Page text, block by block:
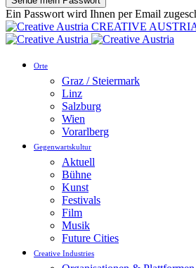
Ein Passwort wird Ihnen per Email
CREATIVE
Orte
Graz / Steiermark
Linz
Salzburg
Wien
Vorarlberg
Gegenwartskultur
Aktuell
Bühne
Kunst
Festivals
Film
Musik
Future Cities
Creative Industries